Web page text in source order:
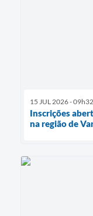
15 JUL 2026 - 09h32
Inscrições
na região de